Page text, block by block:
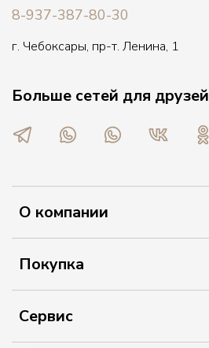
О компании
Покупка
Сервис
8-937-387-80-30
г. Чебоксары, пр-т. Ленина, 1
Больше сетей для друзей